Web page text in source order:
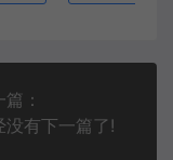
：
没有下一篇了!